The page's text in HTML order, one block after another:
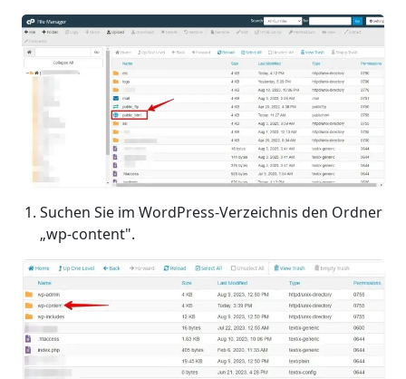
Suchen Sie im WordPress-Verzeichnis den Ordner
„wp-content".